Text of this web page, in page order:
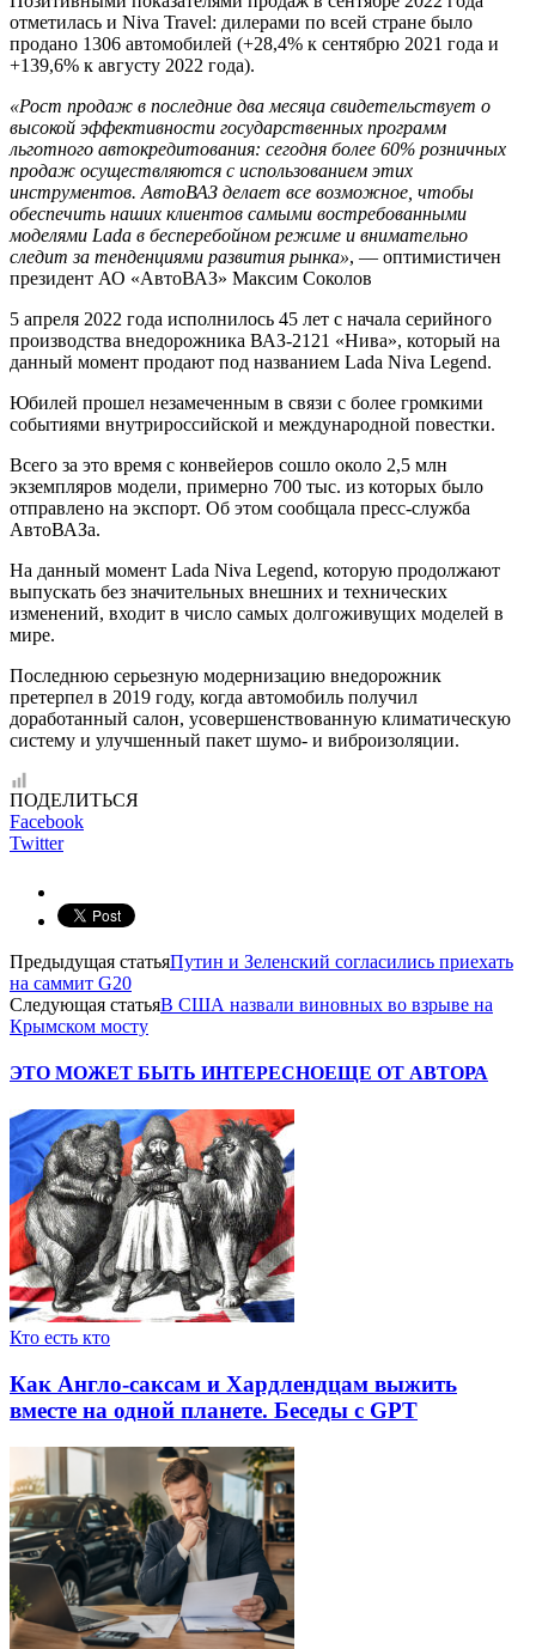
отметилась и Niva Travel: дилерами по всей стране было
продано 1306 автомобилей (+28,4% к сентябрю 2021 года и
+139,6% к августу 2022 года).
«Рост продаж в последние два месяца свидетельствует о
высокой эффективности государственных программ
льготного автокредитования: сегодня более 60% розничных
продаж осуществляются с использованием этих
инструментов. АвтоВАЗ делает все возможное, чтобы
обеспечить наших клиентов самыми востребованными
моделями Lada в бесперебойном режиме и внимательно
следит за тенденциями развития рынка», — оптимистичен
президент АО «АвтоВАЗ» Максим Соколов
5 апреля 2022 года исполнилось 45 лет с начала серийного
производства внедорожника ВАЗ-2121 «Нива», который на
данный момент продают под названием Lada Niva Legend.
Юбилей прошел незамеченным в связи с более громкими
событиями внутрироссийской и международной повестки.
Всего за это время с конвейеров сошло около 2,5 млн
экземпляров модели, примерно 700 тыс. из которых было
отправлено на экспорт. Об этом сообщала пресс-служба
АвтоВАЗа.
На данный момент Lada Niva Legend, которую продолжают
выпускать без значительных внешних и технических
изменений, входит в число самых долгоживущих моделей в
мире.
Последнюю серьезную модернизацию внедорожник
претерпел в 2019 году, когда автомобиль получил
доработанный салон, усовершенствованную климатическую
систему и улучшенный пакет шумо- и виброизоляции.
ПОДЕЛИТЬСЯ
Facebook
Twitter
Предыдущая статьяПутин и Зеленский согласились приехать
на саммит G20
Следующая статьяВ США назвали виновных во взрыве на
Крымском мосту
ЭТО МОЖЕТ БЫТЬ ИНТЕРЕСНОЕЩЕ ОТ АВТОРА
Кто есть кто
Как Англо-саксам и Хардлендцам выжить
вместе на одной планете. Беседы с GPT